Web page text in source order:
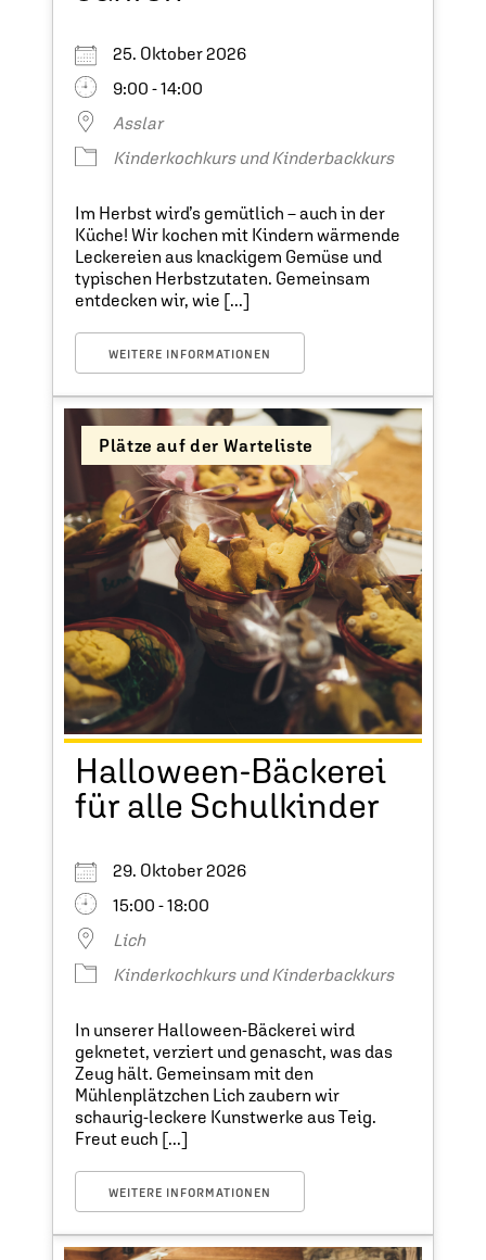
25. Oktober 2026
9:00 - 14:00
Asslar
Kinderkochkurs und Kinderbackkurs
Im Herbst wird’s gemütlich – auch in der
Küche! Wir kochen mit Kindern wärmende
Leckereien aus knackigem Gemüse und
typischen Herbstzutaten. Gemeinsam
entdecken wir, wie [...]
WEITERE INFORMATIONEN
Plätze auf der Warteliste
Halloween-Bäckerei
für alle Schulkinder
29. Oktober 2026
15:00 - 18:00
Lich
Kinderkochkurs und Kinderbackkurs
In unserer Halloween-Bäckerei wird
geknetet, verziert und genascht, was das
Zeug hält. Gemeinsam mit den
Mühlenplätzchen Lich zaubern wir
schaurig-leckere Kunstwerke aus Teig.
Freut euch [...]
WEITERE INFORMATIONEN